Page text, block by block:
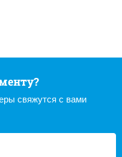
свяжутся с вами